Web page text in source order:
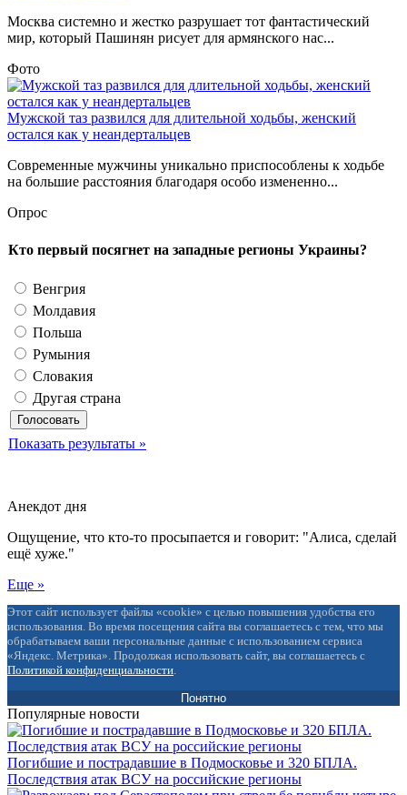
Москва системно и жестко разрушает тот фантастический
мир, который Пашинян рисует для армянского нас...
Фото
Мужской таз развился для длительной ходьбы, женский
остался как у неандертальцев
Современные мужчины уникально приспособлены к ходьбе
на большие расстояния благодаря особо измененно...
Опрос
Кто первый посягнет на западные регионы Украины?
Венгрия
Молдавия
Польша
Румыния
Словакия
Другая страна
Показать результаты »
Анекдот дня
Ощущение, что кто-то просыпается и говорит: "Алиса, сделай
ещё хуже."
Еще »
Этот сайт использует файлы «cookie» с целью повышения удобства его
использования. Во время посещения сайта вы соглашаетесь с тем, что мы
обрабатываем ваши персональные данные с использованием сервиса
«Яндекс. Метрика». Продолжая использовать сайт, вы соглашаетесь с
Политикой конфиденциальности
Понятно
Популярные новости
Погибшие и пострадавшие в Подмосковье и 320 БПЛА.
Последствия атак ВСУ на российские регионы